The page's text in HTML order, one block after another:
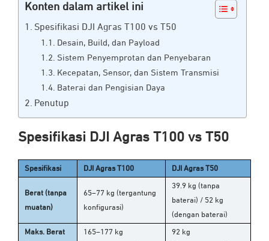
Konten dalam artikel ini
Spesifikasi DJI Agras T100 vs T50
Desain, Build, dan Payload
Sistem Penyemprotan dan Penyebaran
Kecepatan, Sensor, dan Sistem Transmisi
Baterai dan Pengisian Daya
Penutup
Spesifikasi DJI Agras T100 vs T50
Spesifikasi DJI Agras T100 DJI Agras T50
Berat (tanpa
muatan)
65–77 kg (tergantung
konfigurasi)
39.9 kg (tanpa
baterai) / 52 kg
(dengan baterai)
Maks. Berat
165–177 kg
92 kg